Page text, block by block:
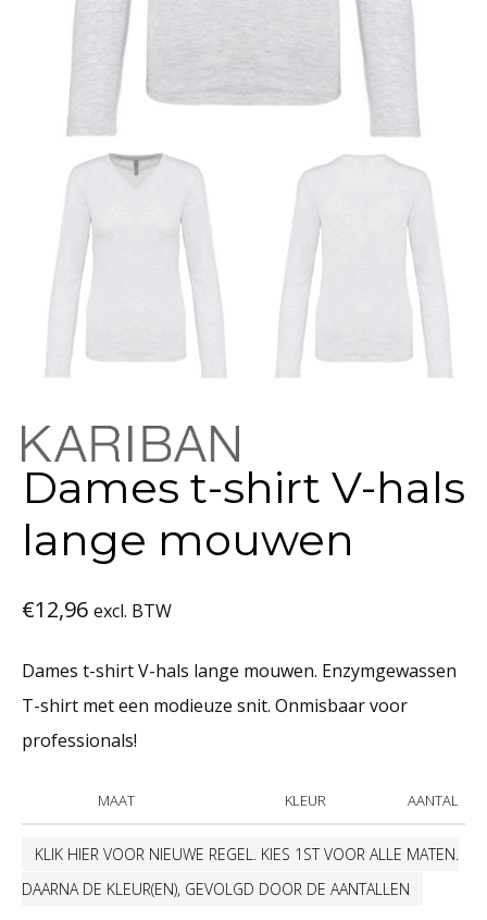
Dames t-shirt V-hals
lange mouwen
€12,96 excl. BTW
Dames t-shirt V-hals lange mouwen. Enzymgewassen
T-shirt met een modieuze snit. Onmisbaar voor
professionals!
MAAT KLEUR AANTAL
KLIK HIER VOOR NIEUWE REGEL. KIES 1ST VOOR ALLE MATEN.
DAARNA DE KLEUR(EN), GEVOLGD DOOR DE AANTALLEN